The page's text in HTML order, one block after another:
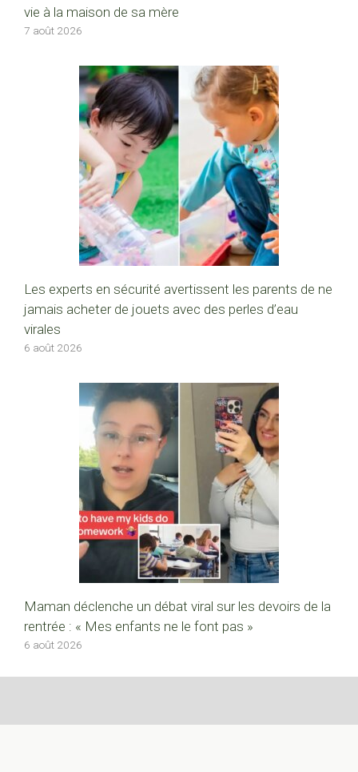
vie à la maison de sa mère
7 août 2026
Les experts en sécurité avertissent les parents de ne
jamais acheter de jouets avec des perles d’eau
virales
6 août 2026
Maman déclenche un débat viral sur les devoirs de la
rentrée : « Mes enfants ne le font pas »
6 août 2026